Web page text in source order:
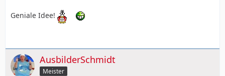
Geniale Idee!
AusbilderSchmidt
Meister